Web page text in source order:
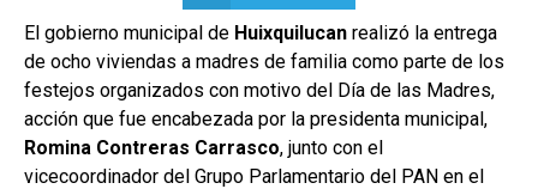
El gobierno municipal de Huixquilucan realizó la entrega
de ocho viviendas a madres de familia como parte de los
festejos organizados con motivo del Día de las Madres,
acción que fue encabezada por la presidenta municipal,
Romina Contreras Carrasco, junto con el
vicecoordinador del Grupo Parlamentario del PAN en el